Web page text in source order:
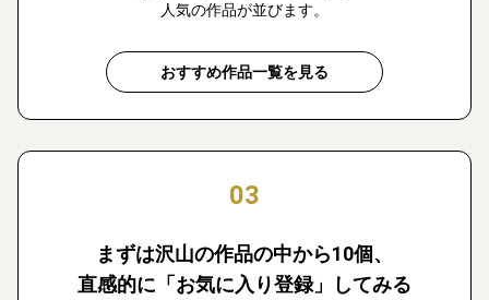
人気の作品が並びます。
おすすめ作品一覧を見る
03
まずは沢山の作品の中から10個、
直感的に「お気に入り登録」してみる